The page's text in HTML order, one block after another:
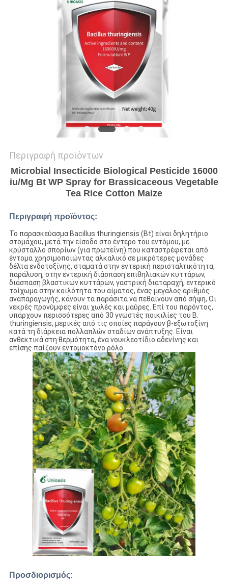
Περιγραφή προϊόντων
Microbial Insecticide Biological Pesticide 16000
iu/Mg Bt WP Spray for Brassicaceous Vegetable
Tea Rice Cotton Maize
Περιγραφή προϊόντος:
Το παρασκεύασμα Bacillus thuringiensis (Bt) είναι δηλητήριο
στομάχου, μετά την είσοδο στο έντερο του εντόμου, με
κρύσταλλο σπορίων (για πρωτεΐνη) που καταστρέφεται από
έντομα χρησιμοποιώντας αλκαλικό σε μικρότερες μονάδες
δέλτα ενδοτοξίνης, σταματά στην εντερική περισταλτικότητα,
παράλυση, στην εντερική διάσπαση επιθηλιακών κυττάρων,
διάσπαση βλαστικών κυττάρων, γαστρική διαταραχή, εντερικό
τοίχωμα στην κοιλότητα του αίματος, ένας μεγάλος αριθμός
αναπαραγωγής, κάνουν τα παράσιτα να πεθαίνουν από σήψη, Οι
νεκρές προνύμφες είναι χωλές και μαύρες. Επί του παρόντος,
υπάρχουν περισσότερες από 30 γνωστές ποικιλίες του B.
thuringiensis, μερικές από τις οποίες παράγουν β-εξωτοξίνη
κατά τη διάρκεια πολλαπλών σταδίων ανάπτυξης. Είναι
ανθεκτικά στη θερμότητα, ένα νουκλεοτίδιο αδενίνης και
επίσης παίζουν εντομοκτόνο ρόλο.
Προσδιορισμός: